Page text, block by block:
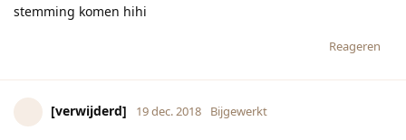
stemming komen hihi
Reageren
[verwijderd] 19 dec. 2018 Bijgewerkt